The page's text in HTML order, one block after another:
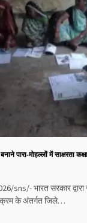
पारा-मोहल्लों में साक्षरता
sns/- भारत सरकार
के अंतर्गत जिले…